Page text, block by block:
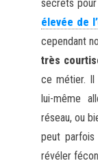
secrets
élevée de
cependant
très
ce métier. Il
lui-même
réseau, ou
peut
révéler